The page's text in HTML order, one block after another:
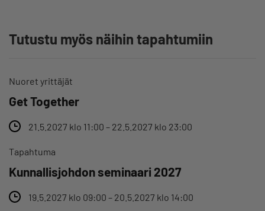
Tutustu myös näihin tapahtumiin
Nuoret yrittäjät
Get Together
21.5.2027 klo 11:00 – 22.5.2027 klo 23:00
Tapahtuma
Kunnallisjohdon seminaari 2027
19.5.2027 klo 09:00 – 20.5.2027 klo 14:00